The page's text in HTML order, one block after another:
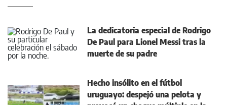
La dedicatoria especial de Rodrigo
De Paul para Lionel Messi tras la
muerte de su padre
Hecho insólito en el fútbol
uruguayo: despejó una pelota y